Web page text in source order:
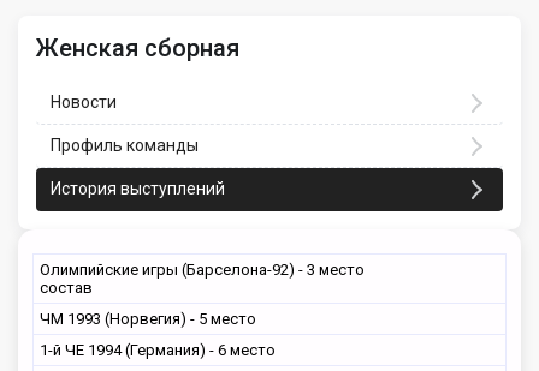
Женская сборная
Новости
Профиль команды
История выступлений
Олимпийские игры (Барселона-92) - 3 место
состав
ЧМ 1993 (Норвегия) - 5 место
1-й ЧЕ 1994 (Германия) - 6 место